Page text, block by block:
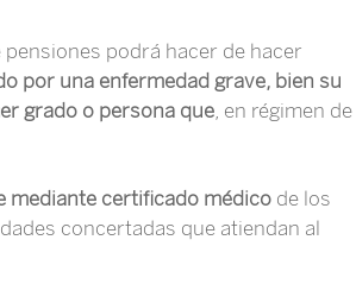
pensiones podrá hacer de hacer
por una enfermedad grave, bien su
grado o persona que, en régimen de
mediante certificado médicode los
concertadas que atiendan al